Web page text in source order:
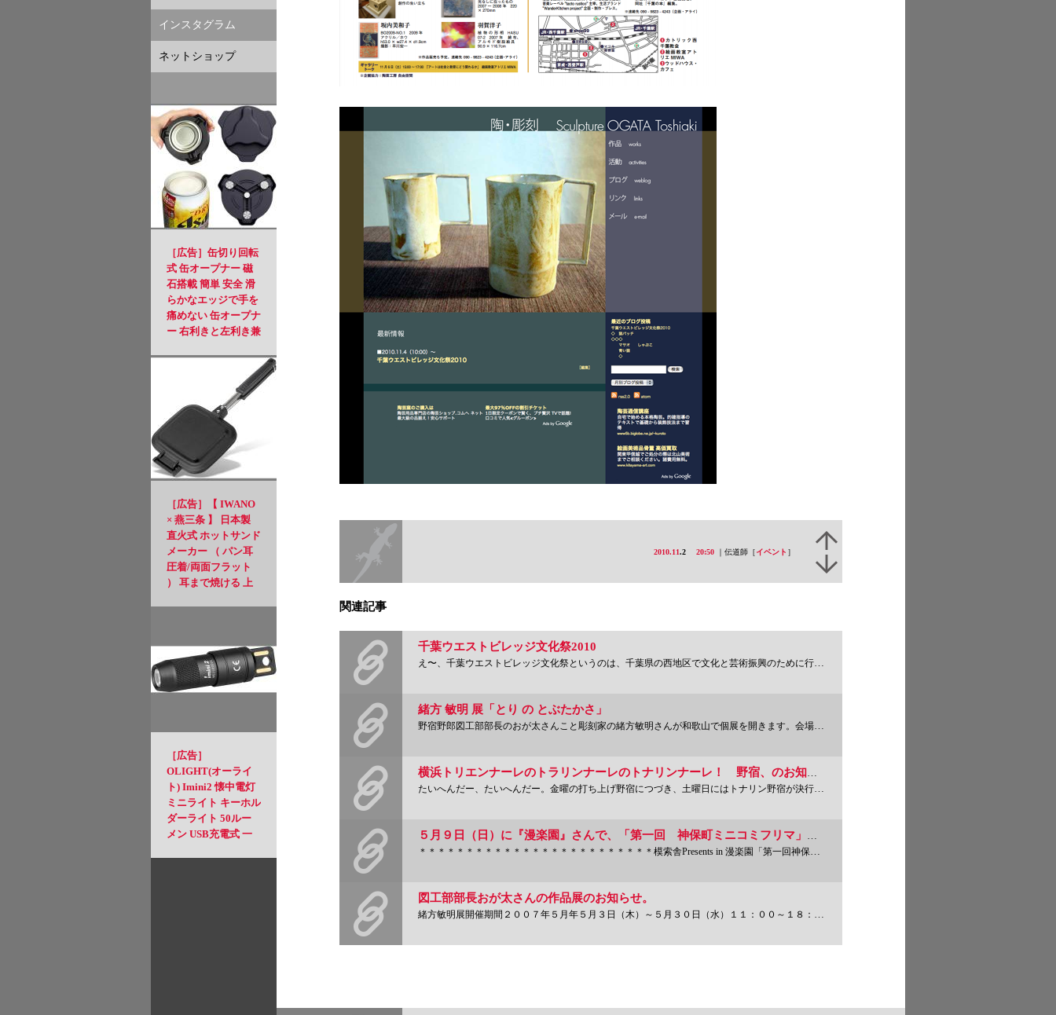
インスタグラム
ネットショップ
［広告］缶切り回転
式 缶オープナー 磁
石搭載 簡単 安全 滑
らかなエッジで手を
痛めない 缶オープナ
ー 右利きと左利き兼
ル缶 4.8～8.5cmの缶
に適用 ブラック
［広告］【 IWANO
× 燕三条 】 日本製
直火式 ホットサンド
メーカー （ パン耳
圧着/両面フラット
） 耳まで焼ける 上
火 対応 ホットサン
ド アウトドア キャ
ンプ にも 2枚のフラ
イパンとしても使用
［広告］
OLIGHT(オーライ
ト) Imini2 懐中電灯
ミニライト キーホル
ダーライト 50ルー
メン USB充電式 一
2010.11.2 20:50 ｜伝道師［イベント ］
関連記事
千葉ウエストビレッジ文化祭2010
え〜、千葉ウエストビレッジ文化祭というのは、千葉県の西地区で文化と芸術振興のために行うお祭りというようなもののようです
緒方 敏明 展「とり の とぶたかさ」
野宿野郎図工部部長のおが太さんこと彫刻家の緒方敏明さんが和歌山で個展を開きます。会場の百貨店ではない小野町デパー
横浜トリエンナーレのトラリンナーレのトナリンナーレ！ 野宿、のお知らせ
たいへんだー、たいへんだー。金曜の打ち上げ野宿につづき、土曜日にはトナリン野宿が決行されます。詳細は以下。＊＊＊
５月９日（日）に『漫楽園』さんで、「第一回 神保町ミニコミフリマ」があるそうです、のお知らせ。
＊＊＊＊＊＊＊＊＊＊＊＊＊＊＊＊＊＊＊＊＊＊＊＊＊模索舎Presents in 漫楽園「第一回神保町ミニコミフ
図工部部長おが太さんの作品展のお知らせ。
緒方敏明展開催期間２００７年５月年５月３日（木）～５月３０日（水）１１：００～１８：００定休木曜日（初日の５月
4
5